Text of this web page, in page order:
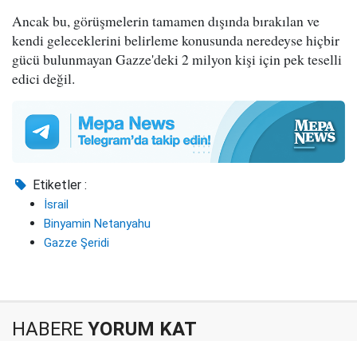
Ancak bu, görüşmelerin tamamen dışında bırakılan ve
kendi geleceklerini belirleme konusunda neredeyse hiçbir
gücü bulunmayan Gazze'deki 2 milyon kişi için pek teselli
edici değil.
Etiketler :
İsrail
Binyamin Netanyahu
Gazze Şeridi
HABERE YORUM KAT